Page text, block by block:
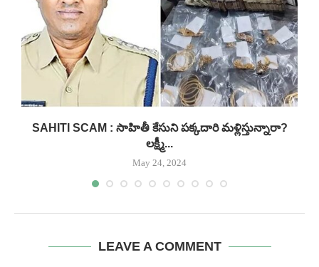
SAHITI SCAM : సాహితీ కేసుని పక్కదారి మళ్లిస్తున్నారా?
లక్ష్మీ...
May 24, 2024
LEAVE A COMMENT